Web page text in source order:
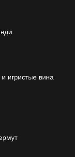
игристые вина